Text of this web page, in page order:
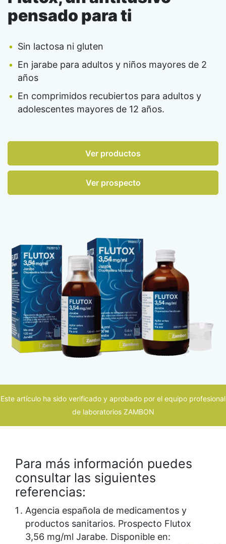
pensado para ti
Sin lactosa ni gluten
En jarabe para adultos y niños mayores de 2
años
En comprimidos recubiertos para adultos y
adolescentes mayores de 12 años.
Ver productos
Ver prospecto
Este artículo ha sido verificado y aprobado por el equipo profesional
de laboratorios ZAMBON
Para más información puedes
consultar las siguientes
referencias:
Agencia española de medicamentos y
productos sanitarios. Prospecto Flutox
3,56 mg/ml Jarabe. Disponible en: